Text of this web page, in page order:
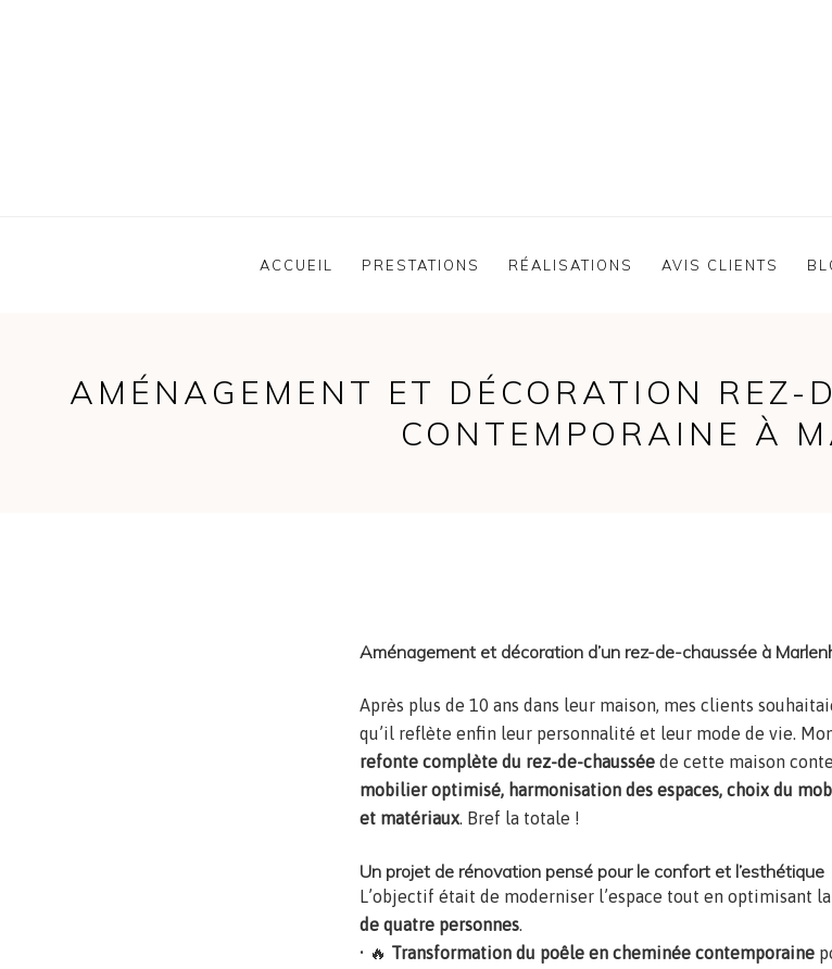
ACCUEIL PRESTATIONS RÉALISATIONS AVIS CLIENTS
AMÉNAGEMENT ET DÉCORATION REZ-
CONTEMPORAINE À
Aménagement et décoration d’un rez-de-chaussée à
Après plus de 10 ans dans leur maison, mes clients
qu’il reflète enfin leur personnalité et leur mode de vie.
refonte complète du rez-de-chaussée de cette maison
mobilier optimisé, harmonisation des espaces, choix du
et matériaux . Bref la totale !
Un projet de rénovation pensé pour le confort et l’esthétique
L’objectif était de moderniser l’espace tout en optimisant
de quatre personnes
• 🔥 Transformation du poêle en cheminée contemporaine